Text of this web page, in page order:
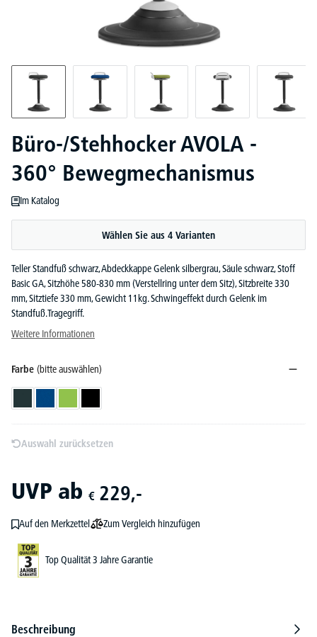
Büro-/Stehhocker AVOLA -
360° Bewegmechanismus
Im Katalog
Wählen Sie aus 4 Varianten
Teller Standfuß schwarz, Abdeckkappe Gelenk silbergrau, Säule schwarz, Stoff
Basic GA, Sitzhöhe 580-830 mm (Verstellring unter dem Sitz), Sitzbreite 330
mm, Sitztiefe 330 mm, Gewicht 11kg. Schwingeffekt durch Gelenk im
Standfuß.Tragegriff.
Weitere Informationen
Farbe (bitte auswählen)
Auswahl zurücksetzen
UVP ab € 229,-
Auf den Merkzettel Zum Vergleich hinzufügen
Top Qualität 3 Jahre Garantie
Beschreibung